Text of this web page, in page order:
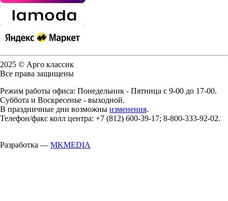
2025 © Арго классик
Все права защищены
Режим работы офиса: Понедельник - Пятница с 9-00 до 17-00.
Суббота и Воскресенье - выходной.
В праздничные дни возможны изменения.
Телефон/факс колл центра: +7 (812) 600-39-17; 8-800-333-92-02.
Разработка — MKMEDIA